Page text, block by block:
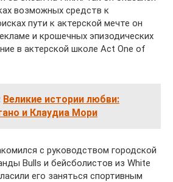
возможных средств к
пути к актерской мечте он
и крошечных эпизодических
в актерской школе Act One of
Великие истории любви:
и Клаудиа Мори
с руководством городской
Bulls и бейсболистов из White
его заняться спортивным